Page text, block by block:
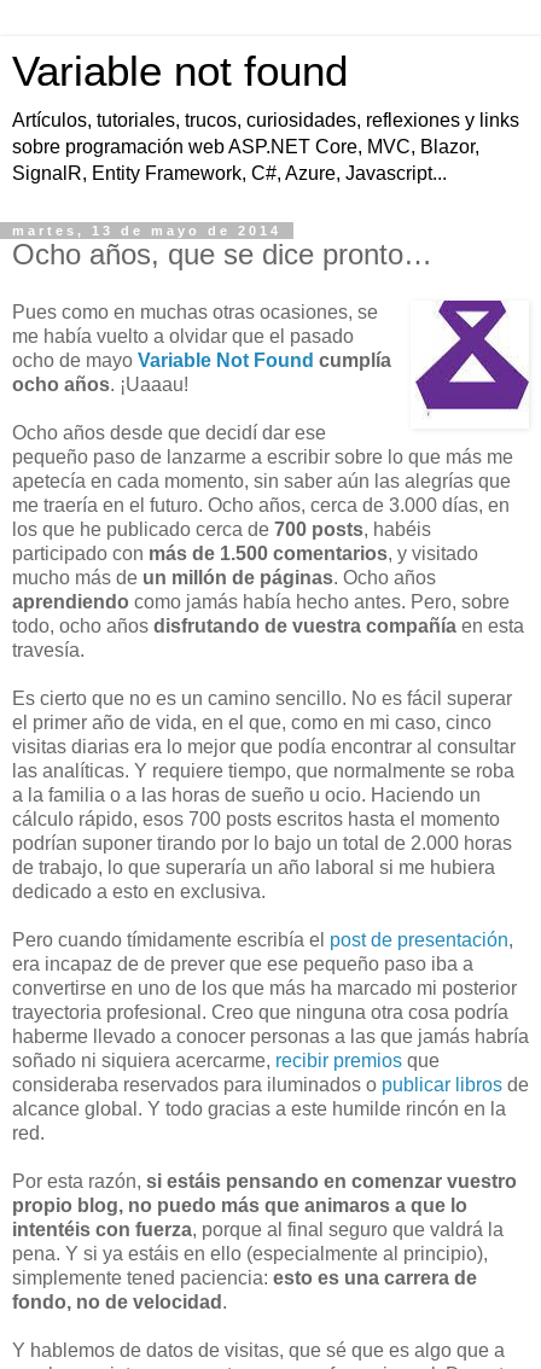
Variable not found
Artículos, tutoriales, trucos, curiosidades, reflexiones y links
sobre programación web ASP.NET Core, MVC, Blazor,
SignalR, Entity Framework, C#, Azure, Javascript...
martes, 13 de mayo de 2014
Ocho años, que se dice pronto…
Pues como en muchas otras ocasiones, se
me había vuelto a olvidar que el pasado
ocho de mayo Variable Not Found cumplía
ocho años. ¡Uaaau!
Ocho años desde que decidí dar ese
pequeño paso de lanzarme a escribir sobre lo que más me
apetecía en cada momento, sin saber aún las alegrías que
me traería en el futuro. Ocho años, cerca de 3.000 días, en
los que he publicado cerca de 700 posts, habéis
participado con más de 1.500 comentarios, y visitado
mucho más de un millón de páginas. Ocho años
aprendiendo como jamás había hecho antes. Pero, sobre
todo, ocho años disfrutando de vuestra compañía en esta
travesía.
Es cierto que no es un camino sencillo. No es fácil superar
el primer año de vida, en el que, como en mi caso, cinco
visitas diarias era lo mejor que podía encontrar al consultar
las analíticas. Y requiere tiempo, que normalmente se roba
a la familia o a las horas de sueño u ocio. Haciendo un
cálculo rápido, esos 700 posts escritos hasta el momento
podrían suponer tirando por lo bajo un total de 2.000 horas
de trabajo, lo que superaría un año laboral si me hubiera
dedicado a esto en exclusiva.
Pero cuando tímidamente escribía el post de presentación,
era incapaz de de prever que ese pequeño paso iba a
convertirse en uno de los que más ha marcado mi posterior
trayectoria profesional. Creo que ninguna otra cosa podría
haberme llevado a conocer personas a las que jamás habría
soñado ni siquiera acercarme, recibir premios que
consideraba reservados para iluminados o publicar libros de
alcance global. Y todo gracias a este humilde rincón en la
red.
Por esta razón, si estáis pensando en comenzar vuestro
propio blog, no puedo más que animaros a que lo
intentéis con fuerza, porque al final seguro que valdrá la
pena. Y si ya estáis en ello (especialmente al principio),
simplemente tened paciencia: esto es una carrera de
fondo, no de velocidad .
Y hablemos de datos de visitas, que sé que es algo que a